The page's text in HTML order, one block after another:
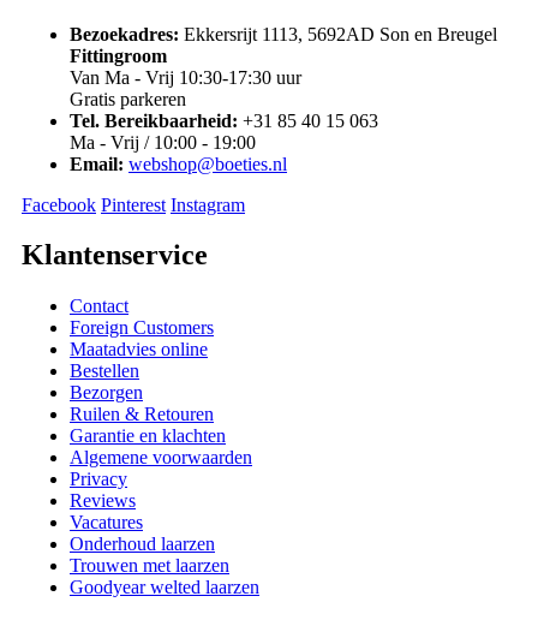
Bezoekadres: Ekkersrijt 1113, 5692AD Son en Breugel
Fittingroom
Van Ma - Vrij 10:30-17:30 uur
Gratis parkeren
Tel. Bereikbaarheid: +31 85 40 15 063
Ma - Vrij / 10:00 - 19:00
Email: webshop@boeties.nl
Facebook Pinterest Instagram
Klantenservice
Contact
Foreign Customers
Maatadvies online
Bestellen
Bezorgen
Ruilen & Retouren
Garantie en klachten
Algemene voorwaarden
Privacy
Reviews
Vacatures
Onderhoud laarzen
Trouwen met laarzen
Goodyear welted laarzen